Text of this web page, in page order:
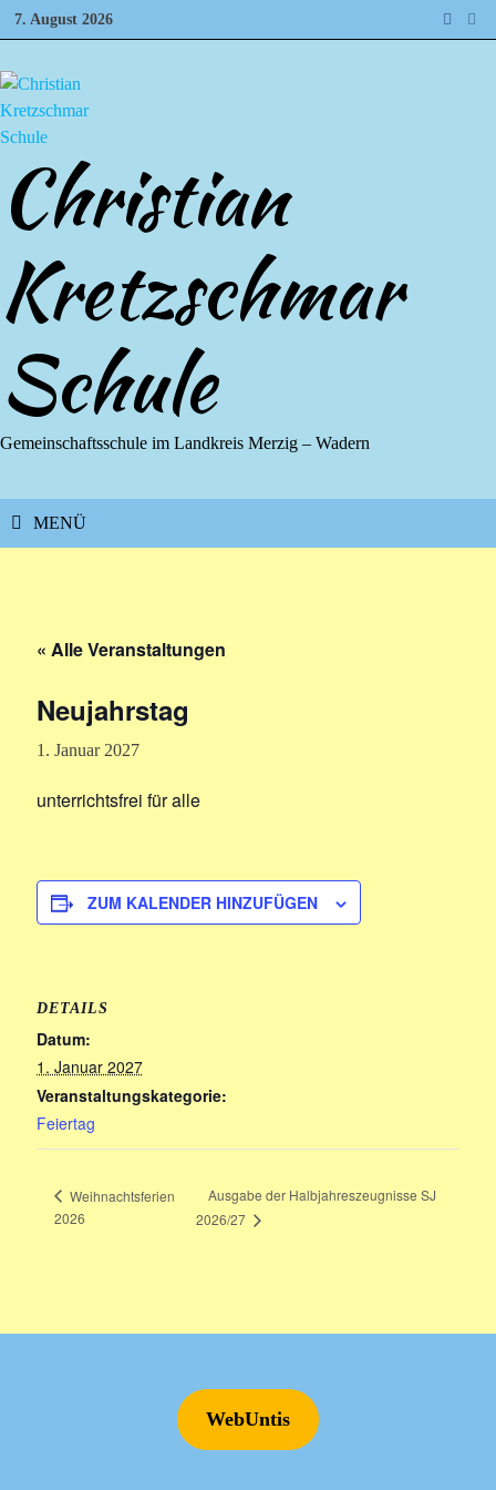
Zum
Inhalt
7. August 2026
Christian
Kretzschmar
Schule
Gemeinschaftsschule im Landkreis Merzig – Wadern
MENÜ
« Alle Veranstaltungen
Neujahrstag
1. Januar 2027
unterrichtsfrei für alle
ZUM KALENDER HINZUFÜGEN
DETAILS
Datum:
1. Januar 2027
Veranstaltungskategorie:
Feiertag
Weihnachtsferien
2026
Ausgabe der Halbjahreszeugnisse SJ
2026/27
WebUntis